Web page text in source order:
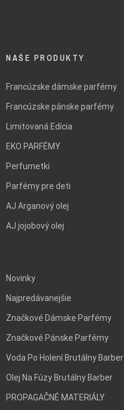
NAŠE PRODUKTY
Francúzske dámske parfémy
Francúzske pánske parfémy
Limitovaná Edícia
EKO PARFÉMY
Perfumetki
Parfémy pre deti
AJ Arganový olej
AJ jojobový olej
Novinky
Najpredávanejšie
Značkové Dámske Parfémy
Značkové Pánske Parfémy
Voda Po Holení Brutálny Barber
Olej Na Fúzy Brutálny Barber
PROPAGAČNÉ MATERIÁLY